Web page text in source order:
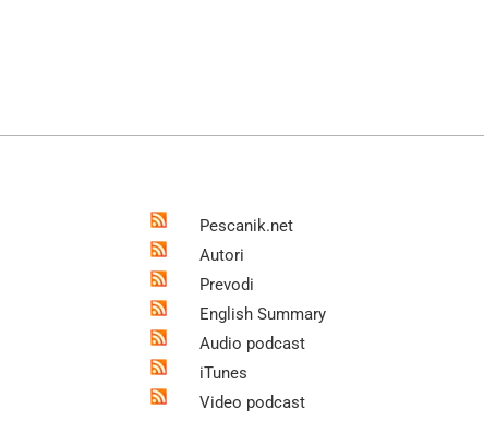
Pescanik.net
Autori
Prevodi
English Summary
Audio podcast
iTunes
Video podcast